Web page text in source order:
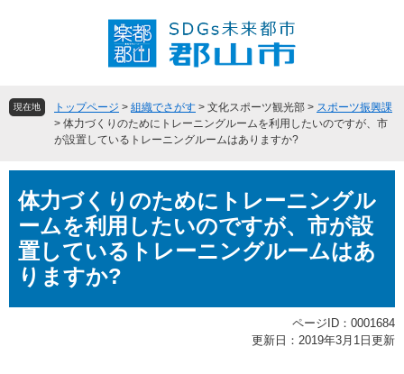
頭
飛現在地 トップページ > 組織でさがす > 文化スポーツ観光部 > スポーツ振興課
> 体力づくりのためにトレーニングルームを利用したいのですが、市
が設置しているトレーニングルームはありますか?
文体力づくりのためにトレーニングル
ームを利用したいのですが、市が設
置しているトレーニングルームはあ
りますか?
ページID：0001684
更新日：2019年3月1日更新